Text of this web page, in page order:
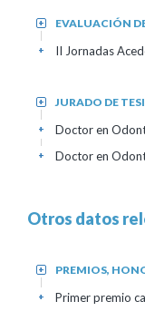
EVALUACIÓN
+
II Jornadas
+
JURADO DE
+
Doctor en
+
Doctor en
+
Otros datos
PREMIOS,
+
Primer premio
+